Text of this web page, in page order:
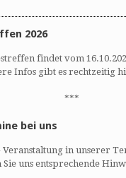
2026
findet vom
Infos gibt es rechtzeitig
***
bei uns
Veranstaltung in unserer
Sie uns entsprechende